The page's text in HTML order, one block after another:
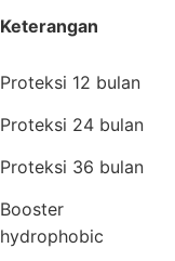
Keterangan
Proteksi 12 bulan
Proteksi 24 bulan
Proteksi 36 bulan
Booster
hydrophobic